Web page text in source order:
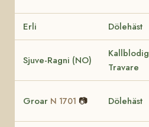
Erli Dölehäst
Sjuve-Ragni (NO)
Kallblodig
Travare
Groar N 1701 📷 Dölehäst